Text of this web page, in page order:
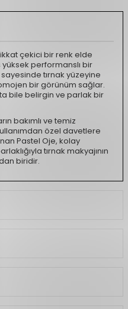
çekici bir renk elde
performanslı bir
tırnak yüzeyine
bir görünüm sağlar.
bile belirgin ve parlak bir
bakımlı ve temiz
özel davetlere
Pastel Oje, kolay
tırnak makyajının
biridir.